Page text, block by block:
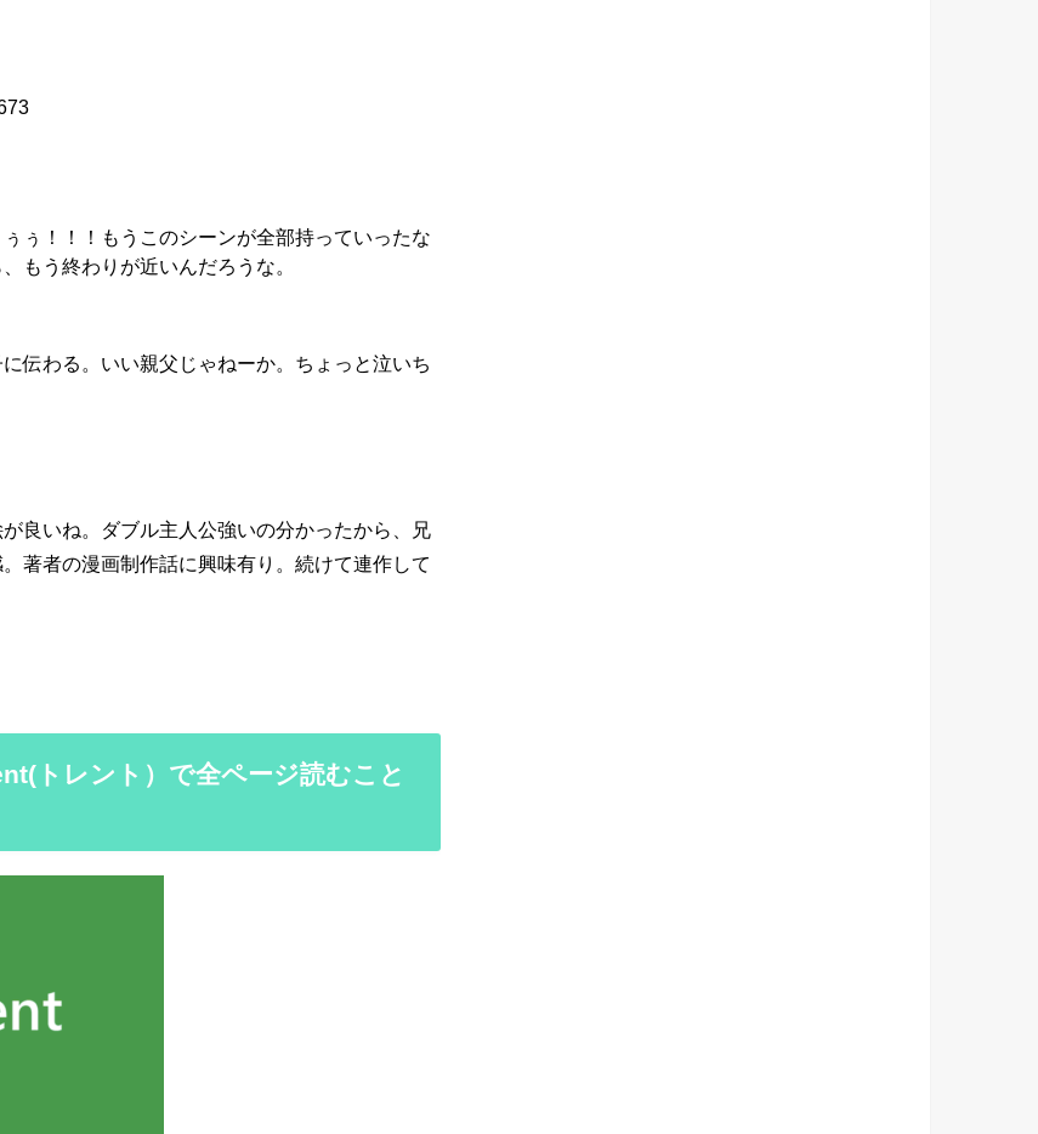
ぅ！！！もうこのシーンが全部持っていったな
もう終わりが近いんだろうな。
伝わる。いい親父じゃねーか。ちょっと泣いち
良いね。ダブル主人公強いの分かったから、兄
著者の漫画制作話に興味有り。続けて連作して
トレント）で全ページ読むこと